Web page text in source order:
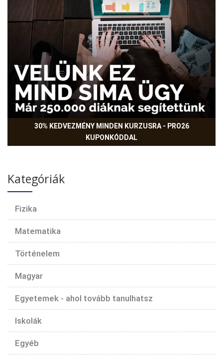
30% KEDVEZMÉNY MINDEN KURZUSRA - PRO26
KUPONKÓDDAL
Kategóriák
Fizika
Matematika
Történelem
Magyar
Egyetemek - ahol tovább tanulhatsz
Iskolák
Egyéb